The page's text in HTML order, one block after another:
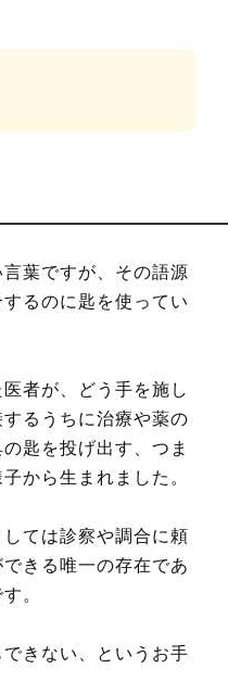
葉ですが、その語源
るのに匙を使ってい
者が、どう手を施し
るうちに治療や薬の
匙を投げ出す、つま
から生まれました。
ては診察や調合に頼
きる唯一の存在であ
。
きない、というお手